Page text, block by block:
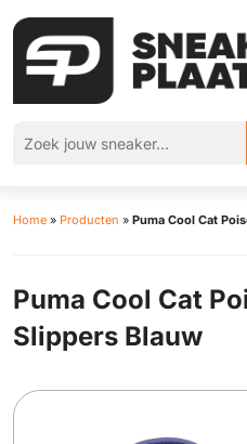
Home » Producten » Puma Cool Cat
Puma Cool Cat
Slippers Blauw